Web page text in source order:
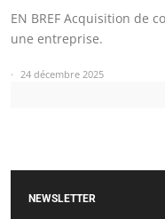
EN BREF Acquisition de
une entreprise.
24 décembre 2025
NEWSLETTER